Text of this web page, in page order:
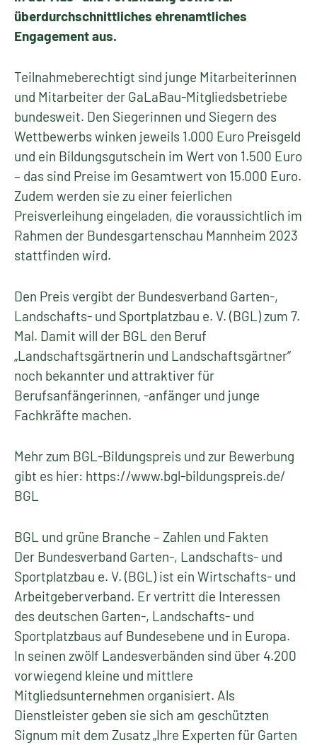
überdurchschnittliches ehrenamtliches
Engagement aus.
Teilnahmeberechtigt sind junge Mitarbeiterinnen
und Mitarbeiter der GaLaBau-Mitgliedsbetriebe
bundesweit. Den Siegerinnen und Siegern des
Wettbewerbs winken jeweils 1.000 Euro Preisgeld
und ein Bildungsgutschein im Wert von 1.500 Euro
– das sind Preise im Gesamtwert von 15.000 Euro.
Zudem werden sie zu einer feierlichen
Preisverleihung eingeladen, die voraussichtlich im
Rahmen der Bundesgartenschau Mannheim 2023
stattfinden wird.
Den Preis vergibt der Bundesverband Garten-,
Landschafts- und Sportplatzbau e. V. (BGL) zum 7.
Mal. Damit will der BGL den Beruf
„Landschaftsgärtnerin und Landschaftsgärtner“
noch bekannter und attraktiver für
Berufsanfängerinnen, -anfänger und junge
Fachkräfte machen.
Mehr zum BGL-Bildungspreis und zur Bewerbung
gibt es hier: https://www.bgl-bildungspreis.de/
BGL
BGL und grüne Branche – Zahlen und Fakten
Der Bundesverband Garten-, Landschafts- und
Sportplatzbau e. V. (BGL) ist ein Wirtschafts- und
Arbeitgeberverband. Er vertritt die Interessen
des deutschen Garten-, Landschafts- und
Sportplatzbaus auf Bundesebene und in Europa.
In seinen zwölf Landesverbänden sind über 4.200
vorwiegend kleine und mittlere
Mitgliedsunternehmen organisiert. Als
Dienstleister geben sie sich am geschützten
Signum mit dem Zusatz „Ihre Experten für Garten